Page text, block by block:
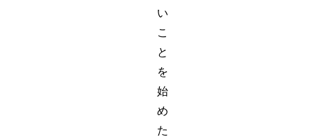
い
こ
と
を
始
め
た